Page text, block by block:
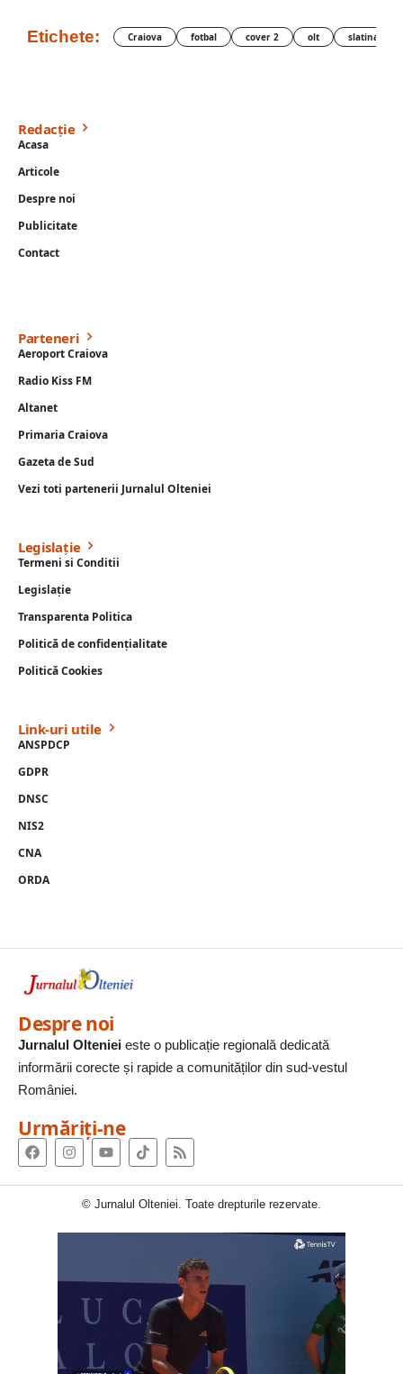
Etichete: Craiova fotbal cover 2 olt slatina
Redacție
Acasa
Articole
Despre noi
Publicitate
Contact
Parteneri
Aeroport Craiova
Radio Kiss FM
Altanet
Primaria Craiova
Gazeta de Sud
Vezi toti partenerii Jurnalul Olteniei
Legislație
Termeni si Conditii
Legislație
Transparenta Politica
Politică de confidențialitate
Politică Cookies
Link-uri utile
ANSPDCP
GDPR
DNSC
NIS2
CNA
ORDA
Despre noi
Jurnalul Olteniei este o publicație regională dedicată
informării corecte și rapide a comunităților din sud-vestul
României.
Urmăriți-ne
© Jurnalul Olteniei. Toate drepturile rezervate.